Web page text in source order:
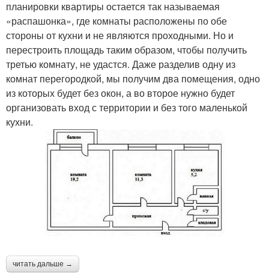
планировки квартиры остается так называемая
«распашонка», где комнаты расположены по обе
стороны от кухни и не являются проходными. Но и
перестроить площадь таким образом, чтобы получить
третью комнату, не удастся. Даже разделив одну из
комнат перегородкой, мы получим два помещения, одно
из которых будет без окон, а во второе нужно будет
организовать вход с территории и без того маленькой
кухни.
читать дальше →